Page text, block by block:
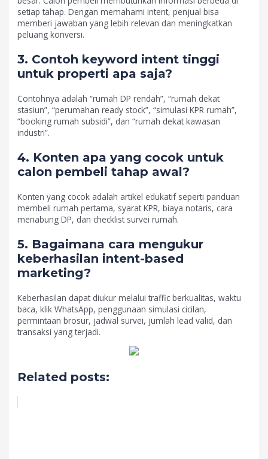
setiap tahap. Dengan memahami intent, penjual bisa
memberi jawaban yang lebih relevan dan meningkatkan
peluang konversi.
3. Contoh keyword intent tinggi
untuk properti apa saja?
Contohnya adalah “rumah DP rendah”, “rumah dekat
stasiun”, “perumahan ready stock”, “simulasi KPR rumah”,
“booking rumah subsidi”, dan “rumah dekat kawasan
industri”.
4. Konten apa yang cocok untuk
calon pembeli tahap awal?
Konten yang cocok adalah artikel edukatif seperti panduan
membeli rumah pertama, syarat KPR, biaya notaris, cara
menabung DP, dan checklist survei rumah.
5. Bagaimana cara mengukur
keberhasilan intent-based
marketing?
Keberhasilan dapat diukur melalui traffic berkualitas, waktu
baca, klik WhatsApp, penggunaan simulasi cicilan,
permintaan brosur, jadwal survei, jumlah lead valid, dan
transaksi yang terjadi.
Related posts: